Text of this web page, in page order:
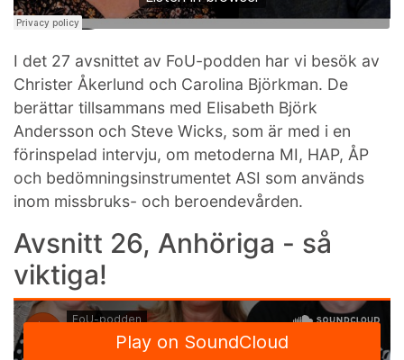
I det 27 avsnittet av FoU-podden har vi besök av
Christer Åkerlund och Carolina Björkman. De
berättar tillsammans med Elisabeth Björk
Andersson och Steve Wicks, som är med i en
förinspelad intervju, om metoderna MI, HAP, ÅP
och bedömningsinstrumentet ASI som används
inom missbruks- och beroendevården.
Avsnitt 26, Anhöriga - så
viktiga!